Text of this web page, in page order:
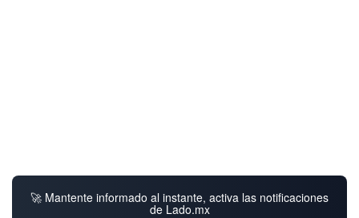
🚀 Mantente informado al instante, activa las notificaciones
de Lado.mx